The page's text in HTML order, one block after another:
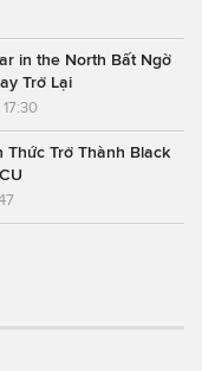
in the North Bất Ngờ
Trở Lại
17:30
Thức Trở Thành Black